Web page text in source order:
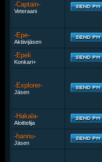
-Captain-
Veteraani
-Epe-
Aktiivijäsen
-Epeli
Konkari+
-Explorer-
Jäsen
-Hakala-
Aloittelija
-hannu-
Jäsen